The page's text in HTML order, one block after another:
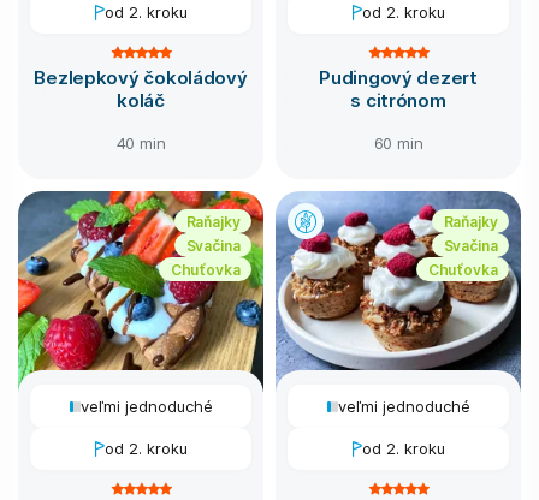
od 2. kroku
Bezlepkový čokoládový
koláč
40 min
od 2. kroku
Pudingový dezert
s citrónom
60 min
Raňajky
Svačina
Chuťovka
veľmi jednoduché
od 2. kroku
Raňajky
Svačina
Chuťovka
veľmi jednoduché
od 2. kroku